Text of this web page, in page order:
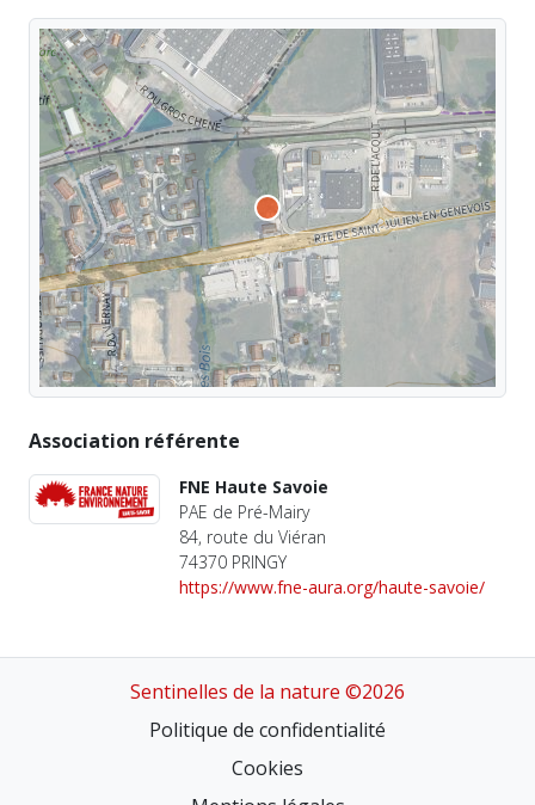
Association référente
FNE Haute Savoie
PAE de Pré-Mairy
84, route du Viéran
74370 PRINGY
https://www.fne-aura.org/haute-savoie/
Sentinelles de la nature ©2026
Politique de confidentialité
Cookies